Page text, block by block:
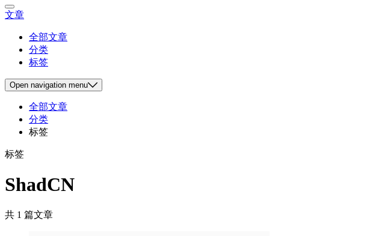
文章
全部文章
分类
标签
Open navigation menu
全部文章
分类
标签
标签
ShadCN
共 1 篇文章